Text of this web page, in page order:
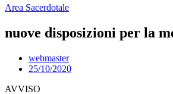
Area Sacerdotale
nuove disposizioni per la
webmaster
25/10/2020
AVVISO